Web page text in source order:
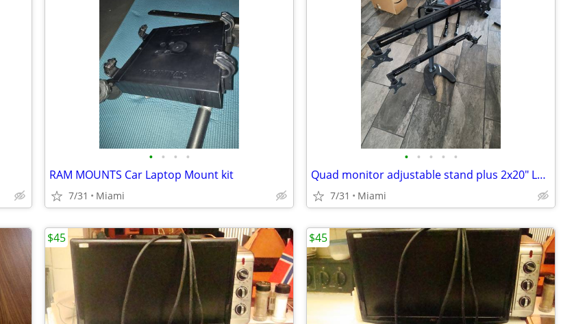
• • • •
RAM MOUNTS Car Laptop Mount kit
7/31 Miami
• • • • •
Quad monitor adjustable stand plus 2x20" LCD monitors
7/31 Miami
$45 $45